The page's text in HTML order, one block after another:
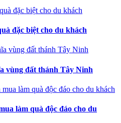
đặc biệt cho du khách
vùng đất thánh Tây Ninh
làm quà độc đáo cho du